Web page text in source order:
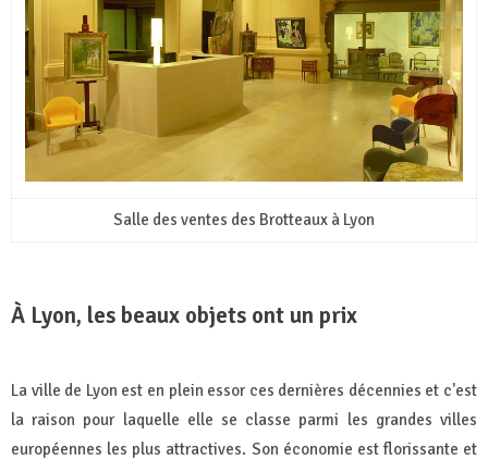
Salle des ventes des Brotteaux à Lyon
À Lyon, les beaux objets ont un prix
La ville de Lyon est en plein essor ces dernières décennies et c'est
la raison pour laquelle elle se classe parmi les grandes villes
européennes les plus attractives. Son économie est florissante et